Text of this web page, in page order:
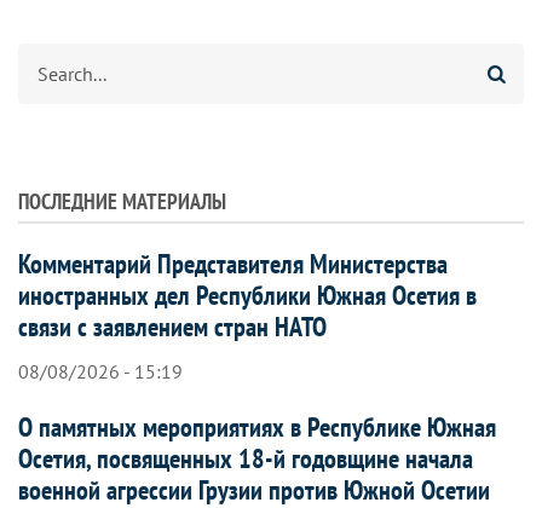
ПОСЛЕДНИЕ МАТЕРИАЛЫ
Комментарий Представителя Министерства
иностранных дел Республики Южная Осетия в
связи с заявлением стран НАТО
08/08/2026 - 15:19
О памятных мероприятиях в Республике Южная
Осетия, посвященных 18-й годовщине начала
военной агрессии Грузии против Южной Осетии